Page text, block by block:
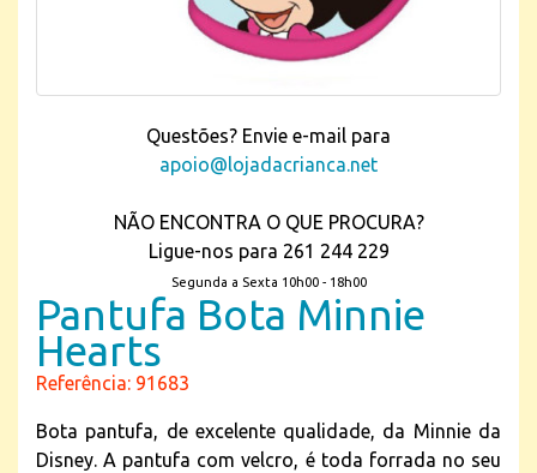
Questões? Envie e-mail para
apoio@lojadacrianca.net
NÃO ENCONTRA O QUE PROCURA?
Ligue-nos para 261 244 229
Segunda a Sexta 10h00 - 18h00
Pantufa Bota Minnie
Hearts
Referência: 91683
Bota pantufa, de excelente qualidade, da Minnie da
Disney. A pantufa com velcro, é toda forrada no seu